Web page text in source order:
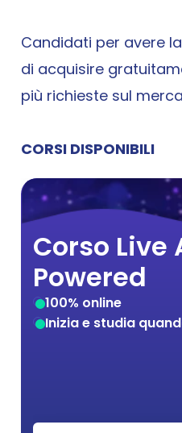
Aziende
FAQ
Blog
Candidati per avere
di acquisire
più richieste sul
CORSI DISPONIBILI
Corso Live
Powered
100% online
Inizia e studia